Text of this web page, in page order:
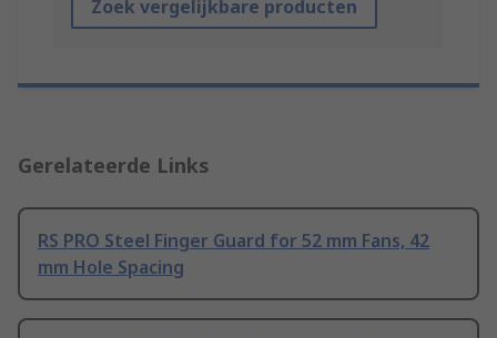
Zoek vergelijkbare producten
Gerelateerde Links
RS PRO Steel Finger Guard for 52 mm Fans, 42
mm Hole Spacing